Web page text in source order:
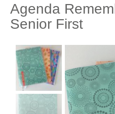
Agenda
Senior First